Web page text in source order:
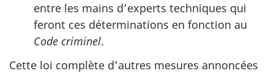
entre les mains d’experts techniques qui
feront ces déterminations en fonction au
Code criminel.
Cette loi complète d’autres mesures annoncées